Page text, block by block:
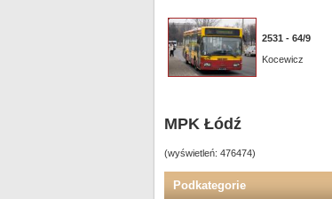
2531 - 64/9
Kocewicz
MPK Łódź
(wyświetleń: 476474)
Podkategorie